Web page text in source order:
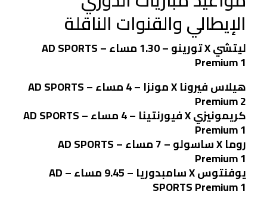
الإيطالي والقنوات الناقلة
ليتشي X تورينو – 1.30 مساء – AD SPORTS
Premium 1
هيلاس فيرونا X مونزا – 4 مساء – AD SPORTS
Premium 2
كريمونيزي X فيورنتينا – 4 مساء – AD SPORTS
Premium 1
روما X ساسولو – 7 مساء – AD SPORTS
Premium 1
يوفنتوس X سامبدوريا – 9.45 مساء – AD
SPORTS Premium 1